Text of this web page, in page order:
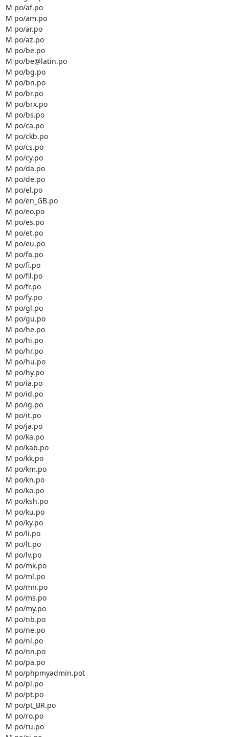
M po/af.po
M po/am.po
M po/ar.po
M po/az.po
M po/be.po
M po/be@latin.po
M po/bg.po
M po/bn.po
M po/br.po
M po/brx.po
M po/bs.po
M po/ca.po
M po/ckb.po
M po/cs.po
M po/cy.po
M po/da.po
M po/de.po
M po/el.po
M po/en_GB.po
M po/eo.po
M po/es.po
M po/et.po
M po/eu.po
M po/fa.po
M po/fi.po
M po/fil.po
M po/fr.po
M po/fy.po
M po/gl.po
M po/gu.po
M po/he.po
M po/hi.po
M po/hr.po
M po/hu.po
M po/hy.po
M po/ia.po
M po/id.po
M po/ig.po
M po/it.po
M po/ja.po
M po/ka.po
M po/kab.po
M po/kk.po
M po/km.po
M po/kn.po
M po/ko.po
M po/ksh.po
M po/ku.po
M po/ky.po
M po/li.po
M po/lt.po
M po/lv.po
M po/mk.po
M po/ml.po
M po/mn.po
M po/ms.po
M po/my.po
M po/nb.po
M po/ne.po
M po/nl.po
M po/nn.po
M po/pa.po
M po/phpmyadmin.pot
M po/pl.po
M po/pt.po
M po/pt_BR.po
M po/ro.po
M po/ru.po